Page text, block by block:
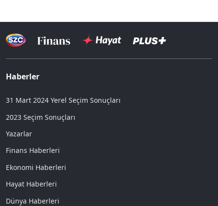
Haberler
31 Mart 2024 Yerel Seçim Sonuçları
2023 Seçim Sonuçları
Yazarlar
Finans Haberleri
Ekonomi Haberleri
Hayat Haberleri
Dünya Haberleri